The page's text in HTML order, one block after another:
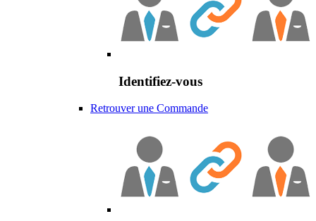
Identifiez-vous
Retrouver une Commande